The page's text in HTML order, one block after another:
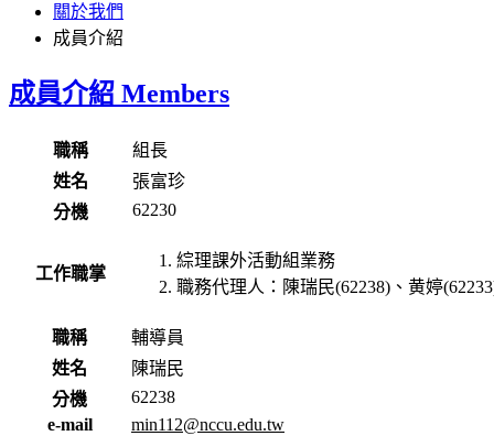
關於我們
成員介紹
成員介紹 Members
職稱
組長
姓名
張富珍
分機
62230
工作職掌
綜理課外活動組業務
職務代理人：陳瑞民(62238)、黄婷
職稱
輔導員
姓名
陳瑞民
分機
62238
e-mail
min112@nccu.edu.tw